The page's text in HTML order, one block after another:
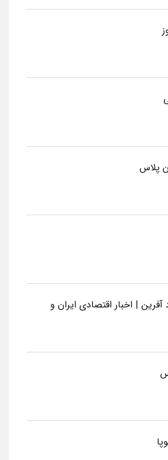
پلاس
آفرین | اخبار اقتصادی ایران و